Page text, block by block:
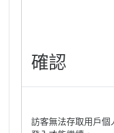
確認
訪客無法存取用戶